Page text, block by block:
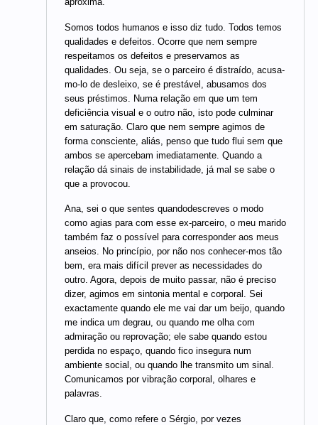
Somos todos humanos e isso diz tudo. Todos temos
qualidades e defeitos. Ocorre que nem sempre
respeitamos os defeitos e preservamos as
qualidades. Ou seja, se o parceiro é distraído, acusa-
mo-lo de desleixo, se é prestável, abusamos dos
seus préstimos. Numa relação em que um tem
deficiência visual e o outro não, isto pode culminar
em saturação. Claro que nem sempre agimos de
forma consciente, aliás, penso que tudo flui sem que
ambos se apercebam imediatamente. Quando a
relação dá sinais de instabilidade, já mal se sabe o
que a provocou.
Ana, sei o que sentes quandodescreves o modo
como agias para com esse ex-parceiro, o meu marido
também faz o possível para corresponder aos meus
anseios. No princípio, por não nos conhecer-mos tão
bem, era mais difícil prever as necessidades do
outro. Agora, depois de muito passar, não é preciso
dizer, agimos em sintonia mental e corporal. Sei
exactamente quando ele me vai dar um beijo, quando
me indica um degrau, ou quando me olha com
admiração ou reprovação; ele sabe quando estou
perdida no espaço, quando fico insegura num
ambiente social, ou quando lhe transmito um sinal.
Comunicamos por vibração corporal, olhares e
palavras.
Claro que, como refere o Sérgio, por vezes